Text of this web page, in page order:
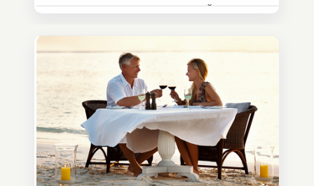
представителя транспортной
и спокойно доехать до курорта.